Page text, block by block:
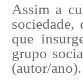
Assim a
sociedade,
que
grupo
(autor/ano).